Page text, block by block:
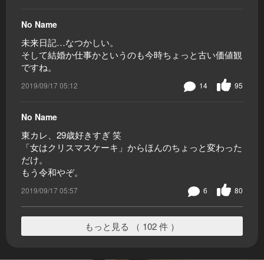
No Name
未来日記…なつかしい。
そして結婚か仕事かというのも今時ちょっと古い価値観
ですね。
2019/09/17 05:12 95
14
No Name
東カレ、29歳好きすぎ 笑
「女はクリスマスケーキ」からほんのちょっと変わった
だけ。
もう令和やぞ。
2019/09/17 05:57 80
6
もっと見る （ 102 件 ）